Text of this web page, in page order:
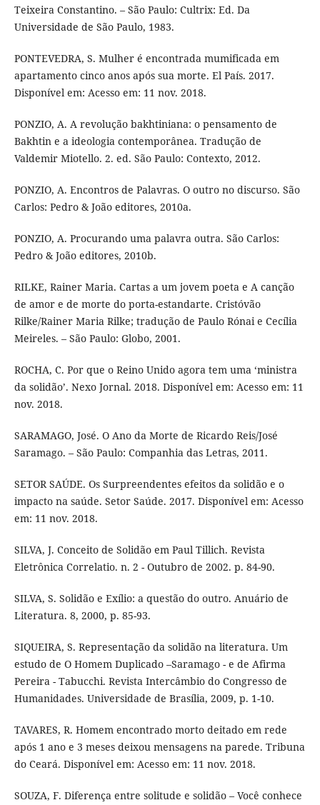
Teixeira Constantino. – São Paulo: Cultrix: Ed. Da
Universidade de São Paulo, 1983.
PONTEVEDRA, S. Mulher é encontrada mumificada em
apartamento cinco anos após sua morte. El País. 2017.
Disponível em: Acesso em: 11 nov. 2018.
PONZIO, A. A revolução bakhtiniana: o pensamento de
Bakhtin e a ideologia contemporânea. Tradução de
Valdemir Miotello. 2. ed. São Paulo: Contexto, 2012.
PONZIO, A. Encontros de Palavras. O outro no discurso. São
Carlos: Pedro & João editores, 2010a.
PONZIO, A. Procurando uma palavra outra. São Carlos:
Pedro & João editores, 2010b.
RILKE, Rainer Maria. Cartas a um jovem poeta e A canção
de amor e de morte do porta-estandarte. Cristóvão
Rilke/Rainer Maria Rilke; tradução de Paulo Rónai e Cecília
Meireles. – São Paulo: Globo, 2001.
ROCHA, C. Por que o Reino Unido agora tem uma ‘ministra
da solidão’. Nexo Jornal. 2018. Disponível em: Acesso em: 11
nov. 2018.
SARAMAGO, José. O Ano da Morte de Ricardo Reis/José
Saramago. – São Paulo: Companhia das Letras, 2011.
SETOR SAÚDE. Os Surpreendentes efeitos da solidão e o
impacto na saúde. Setor Saúde. 2017. Disponível em: Acesso
em: 11 nov. 2018.
SILVA, J. Conceito de Solidão em Paul Tillich. Revista
Eletrônica Correlatio. n. 2 - Outubro de 2002. p. 84-90.
SILVA, S. Solidão e Exílio: a questão do outro. Anuário de
Literatura. 8, 2000, p. 85-93.
SIQUEIRA, S. Representação da solidão na literatura. Um
estudo de O Homem Duplicado –Saramago - e de Afirma
Pereira - Tabucchi. Revista Intercâmbio do Congresso de
Humanidades. Universidade de Brasília, 2009, p. 1-10.
TAVARES, R. Homem encontrado morto deitado em rede
após 1 ano e 3 meses deixou mensagens na parede. Tribuna
do Ceará. Disponível em: Acesso em: 11 nov. 2018.
SOUZA, F. Diferença entre solitude e solidão – Você conhece